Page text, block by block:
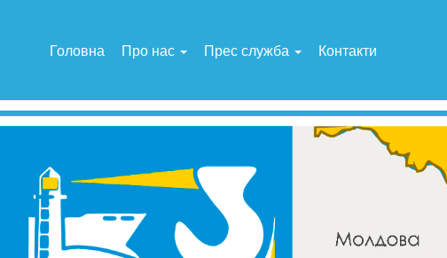
Головна Про нас Прес служба Контакти